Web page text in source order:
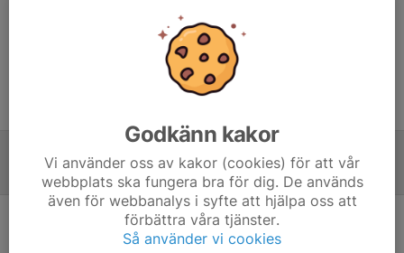
Laguppställning
Ingen uppställning ifylld
Godkänn kakor
Vi använder oss av kakor (cookies) för att vår
webbplats ska fungera bra för dig. De används
även för webbanalys i syfte att hjälpa oss att
förbättra våra tjänster.
Så använder vi cookies